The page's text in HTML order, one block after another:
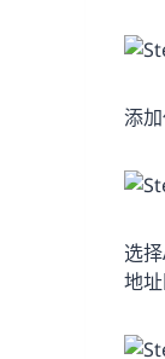
添
选
地址